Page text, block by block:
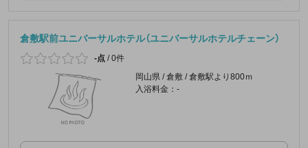
倉敷駅前ユニバーサルホテル（ユニバーサルホテルチェーン）
-点 /0件
岡山県 / 倉敷 / 倉敷駅より800ｍ
入浴料金：-